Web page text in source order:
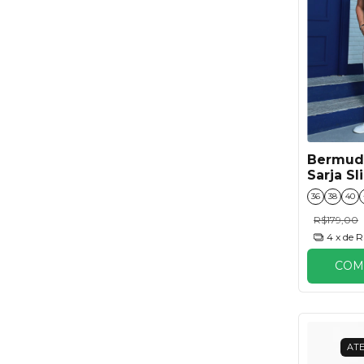
Sarja
36 38 40
R$179,00
4 x de